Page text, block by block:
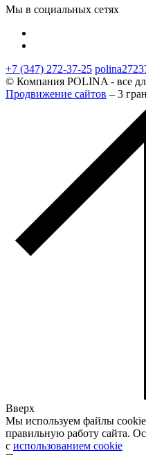
Мы в социальных сетях
+7 (347) 272-37-25
© Компания POLINA - все
Продвижение сайтов – 3
Вверх
Мы используем файлы
правильную работу сайта.
с использованием cookie